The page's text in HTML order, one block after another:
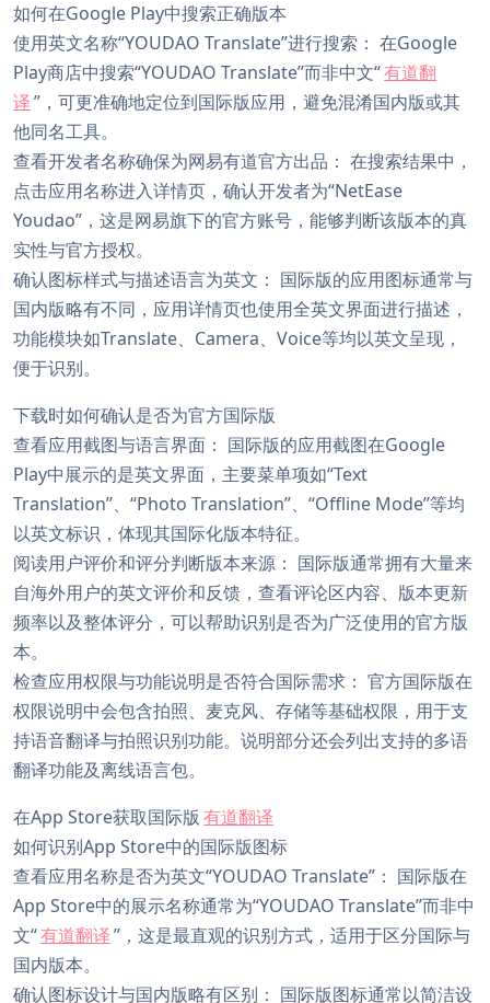
如何在Google Play中搜索正确版本
使用英文名称“YOUDAO Translate”进行搜索： 在Google
Play商店中搜索“YOUDAO Translate”而非中文“有道翻
译”，可更准确地定位到国际版应用，避免混淆国内版或其
他同名工具。
查看开发者名称确保为网易有道官方出品： 在搜索结果中，
点击应用名称进入详情页，确认开发者为“NetEase
Youdao”，这是网易旗下的官方账号，能够判断该版本的真
实性与官方授权。
确认图标样式与描述语言为英文： 国际版的应用图标通常与
国内版略有不同，应用详情页也使用全英文界面进行描述，
功能模块如Translate、Camera、Voice等均以英文呈现，
便于识别。
下载时如何确认是否为官方国际版
查看应用截图与语言界面： 国际版的应用截图在Google
Play中展示的是英文界面，主要菜单项如“Text
Translation”、“Photo Translation”、“Offline Mode”等均
以英文标识，体现其国际化版本特征。
阅读用户评价和评分判断版本来源： 国际版通常拥有大量来
自海外用户的英文评价和反馈，查看评论区内容、版本更新
频率以及整体评分，可以帮助识别是否为广泛使用的官方版
本。
检查应用权限与功能说明是否符合国际需求： 官方国际版在
权限说明中会包含拍照、麦克风、存储等基础权限，用于支
持语音翻译与拍照识别功能。说明部分还会列出支持的多语
翻译功能及离线语言包。
在App Store获取国际版 有道翻译
如何识别App Store中的国际版图标
查看应用名称是否为英文“YOUDAO Translate”： 国际版在
App Store中的展示名称通常为“YOUDAO Translate”而非中
文“有道翻译”，这是最直观的识别方式，适用于区分国际与
国内版本。
确认图标设计与国内版略有区别： 国际版图标通常以简洁设